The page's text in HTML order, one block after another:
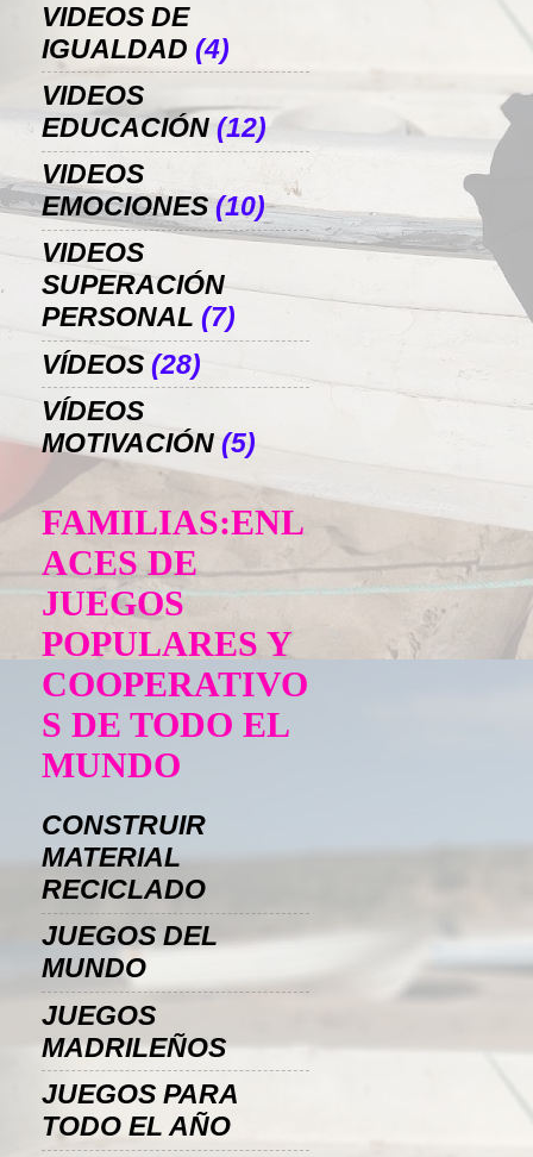
VIDEOS DE
IGUALDAD (4)
VIDEOS
EDUCACIÓN (12)
VIDEOS
EMOCIONES (10)
VIDEOS
SUPERACIÓN
PERSONAL (7)
VÍDEOS (28)
VÍDEOS
MOTIVACIÓN (5)
FAMILIAS:ENL
ACES DE
JUEGOS
POPULARES Y
COOPERATIVO
S DE TODO EL
MUNDO
CONSTRUIR
MATERIAL
RECICLADO
JUEGOS DEL
MUNDO
JUEGOS
MADRILEÑOS
JUEGOS PARA
TODO EL AÑO